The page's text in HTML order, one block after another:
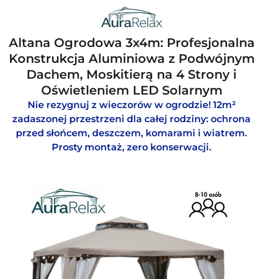
Altana Ogrodowa 3x4m: Profesjonalna
Konstrukcja Aluminiowa z Podwójnym
Dachem, Moskitierą na 4 Strony i
Oświetleniem LED Solarnym
Nie rezygnuj z wieczorów w ogrodzie! 12m²
zadaszonej przestrzeni dla całej rodziny: ochrona
przed słońcem, deszczem, komarami i wiatrem.
Prosty montaż, zero konserwacji.